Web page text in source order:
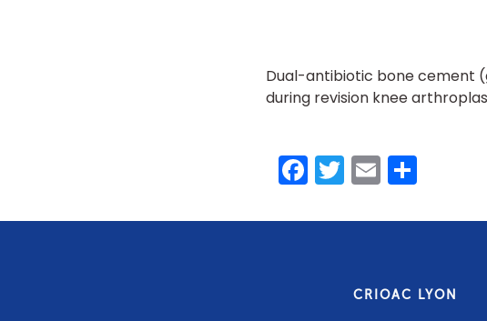
Dual-antibiotic bone cement
during revision knee
Facebook
Twitter
Email
CRIOAC LYON